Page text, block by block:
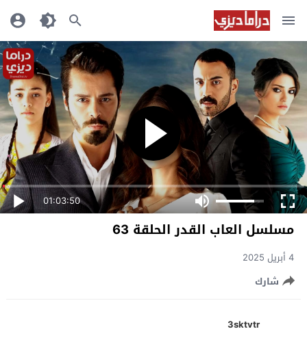
01:03:50
مسلسل العاب القدر الحلقة 63
4 أبريل 2025
شارك
3sktvtr